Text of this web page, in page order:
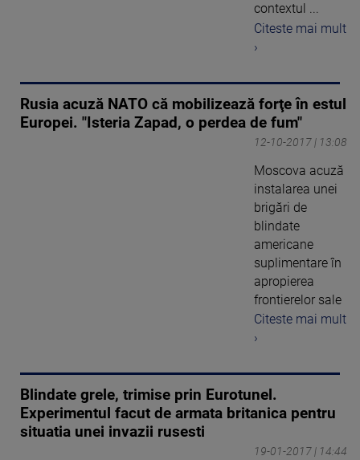
contextul ...
Citeste mai mult
›
Rusia acuză NATO că mobilizează forţe în estul
Europei. "Isteria Zapad, o perdea de fum"
12-10-2017 | 13:08
Moscova acuză
instalarea unei
brigări de
blindate
americane
suplimentare în
apropierea
frontierelor sale
Citeste mai mult
›
Blindate grele, trimise prin Eurotunel.
Experimentul facut de armata britanica pentru
situatia unei invazii rusesti
19-01-2017 | 14:44